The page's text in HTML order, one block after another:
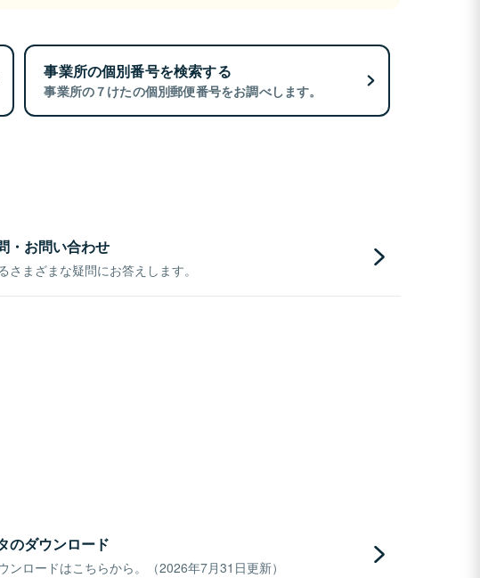
事業所の個別番号を検索する
事業所の７けたの個別郵便番号をお調べします。
・お問い合わせ
さまざまな疑問にお答えします。
のダウンロード
ンロードはこちらから。（2026年7月31日更新）